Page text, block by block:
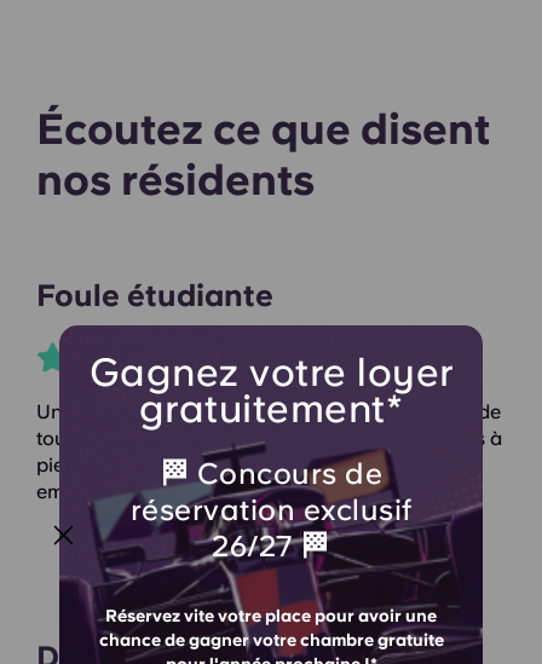
Gagnez votre loyer
gratuitement*
🏁 Concours de
réservation exclusif
26/27 🏁
Réservez vite votre place pour avoir une
chance de gagner votre chambre gratuite
Écoutez ce que disent
nos résidents
Foule étudiante
Un hébergement exceptionnel. Moderne et doté de
tout le confort nécessaire. À seulement 5 minutes à
pied de l'UCC et à 8 minutes du centre-ville. Un
emplacement idéal.
David P